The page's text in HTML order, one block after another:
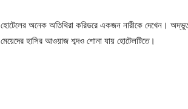
হোটেলের অনেক অতিথিরা করিডরে একজন নারীকে দেখেন।
মেয়েদের হাসির আওয়াজ শব্দও শোনা যায় হােটেলটিতে।